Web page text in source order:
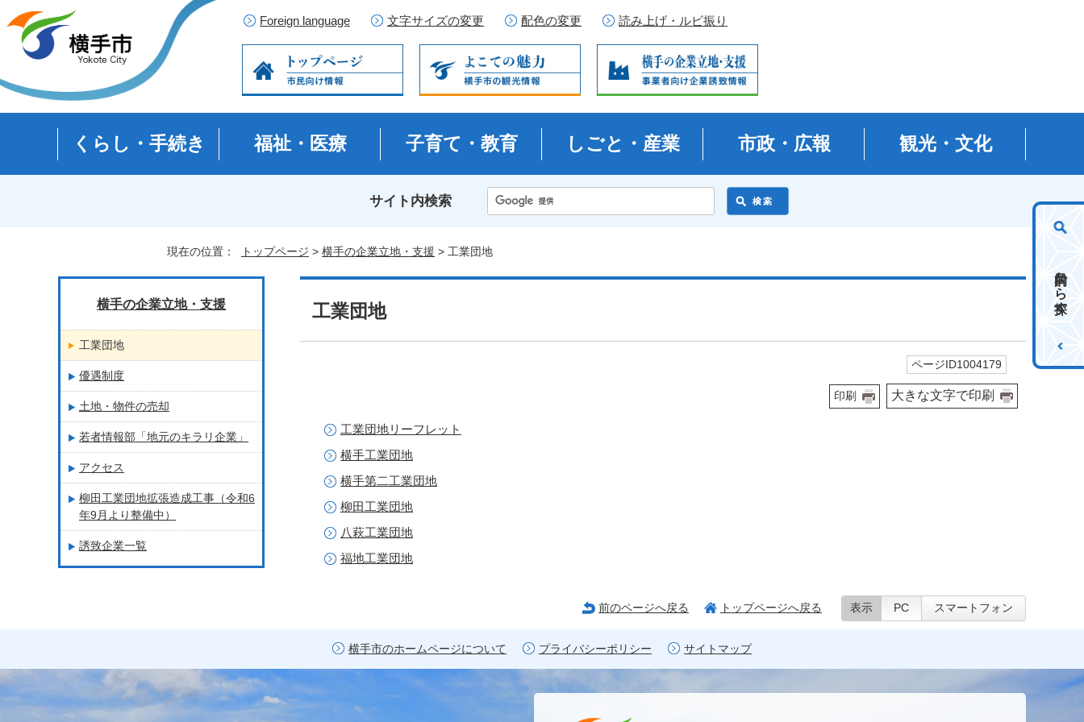
Foreign language 文字サイズの変更 配色の変更 読み上げ・ルビ振り
くらし・手続き 福祉・医療 子育て・教育 しごと・産業 市政・広報 観光・文化
サイト内検索
目的から探す
現在の位置： トップページ > 横手の企業立地・支援 > 工業団地
工業団地
ページID1004179
印刷 大きな文字で印刷
工業団地リーフレット
横手工業団地
横手第二工業団地
柳田工業団地
八萩工業団地
福地工業団地
横手の企業立地・支援
工業団地
優遇制度
土地・物件の売却
若者情報部「地元のキラリ企業」
アクセス
柳田工業団地拡張造成工事（令和6
年9月より整備中）
誘致企業一覧
前のページへ戻る トップページへ戻る 表示 PC スマートフォン
横手市のホームページについて プライバシーポリシー サイトマップ